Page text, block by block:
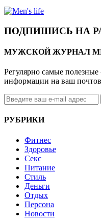
ПОДПИШИСЬ НА
МУЖСКОЙ ЖУРНАЛ
Регулярно самые
информации на ваш
РУБРИКИ
Фитнес
Здоровье
Секс
Питание
Стиль
Деньги
Отдых
Персона
Новости